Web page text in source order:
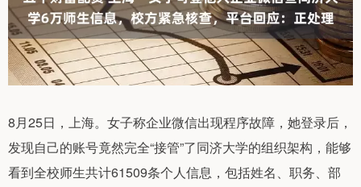
8月25日，上海。女子称企业微信出现程序故障，她登录后，
发现自己的账号竟然完全“接管”了同济大学的组织架构，能够
看到全校师生共计61509条个人信息，包括姓名、职务、部